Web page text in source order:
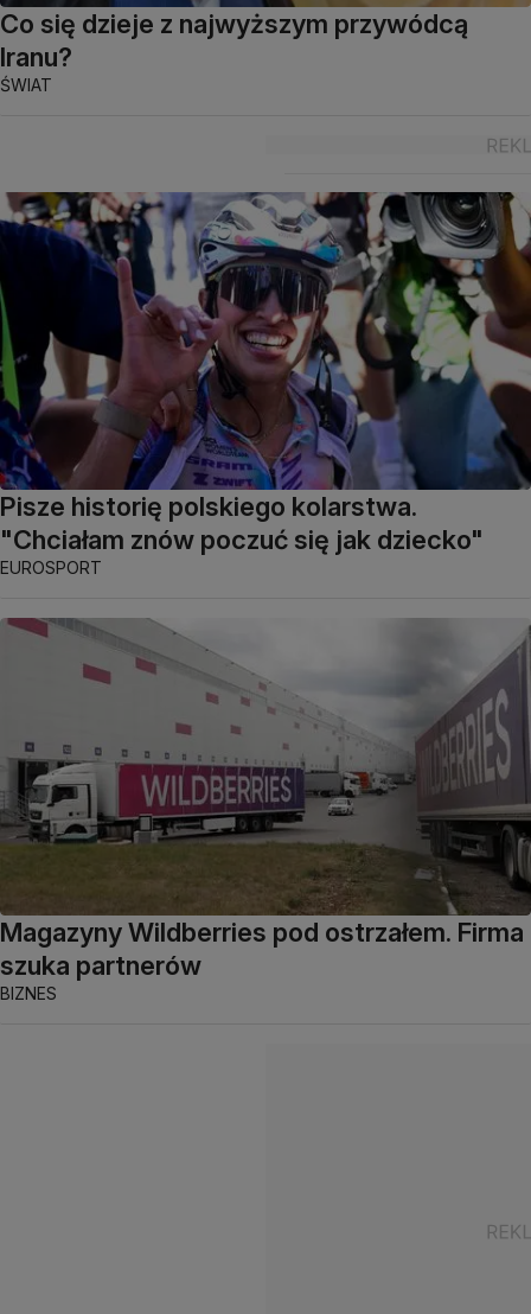
Co się dzieje z najwyższym przywódcą
Iranu?
ŚWIAT
Pisze historię polskiego kolarstwa.
"Chciałam znów poczuć się jak dziecko"
EUROSPORT
Magazyny Wildberries pod ostrzałem. Firma
szuka partnerów
BIZNES